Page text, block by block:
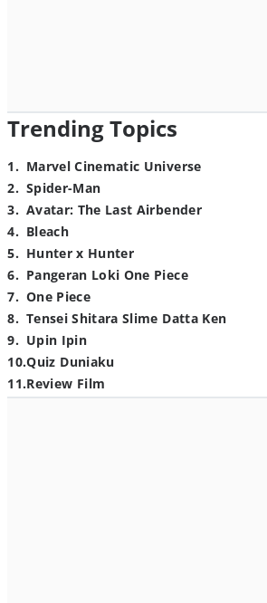
Trending Topics
1. Marvel Cinematic Universe
2. Spider-Man
3. Avatar: The Last Airbender
4. Bleach
5. Hunter x Hunter
6. Pangeran Loki One Piece
7. One Piece
8. Tensei Shitara Slime Datta Ken
9. Upin Ipin
10.Quiz Duniaku
11.Review Film